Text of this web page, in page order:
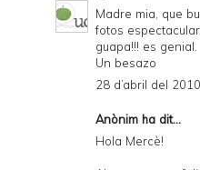
Madre mia, que
fotos
guapa!!! es genial.
Un besazo
28 d’abril del
Anònim ha dit...
Hola Mercè!